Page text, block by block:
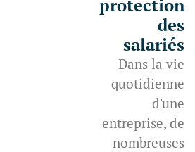
protection
des
salariés
Dans la vie
quotidienne
d'une
entreprise, de
nombreuses